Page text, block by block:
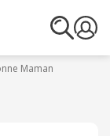
Maman